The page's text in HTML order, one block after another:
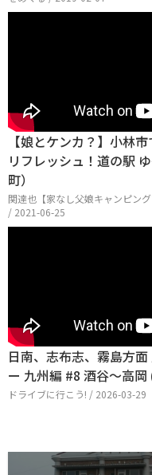
【娘とケンカ？】小林
リフレッシュ！道の駅
町）
関達也【家なし父娘キャンピン
/ 2021-06-25
日南、志布志、霧島方
ー 九州編 #8 酒谷～高
ドライブに行こう! / 2026-03-29